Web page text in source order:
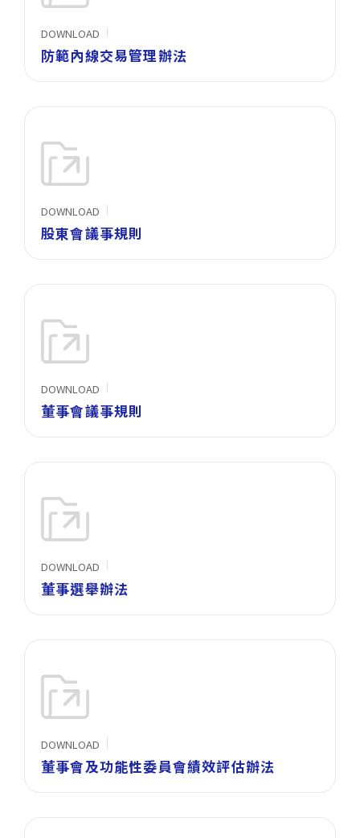
DOWNLOAD
防範內線交易管理辦法
DOWNLOAD
股東會議事規則
DOWNLOAD
董事會議事規則
DOWNLOAD
董事選舉辦法
DOWNLOAD
董事會及功能性委員會績效評估辦法